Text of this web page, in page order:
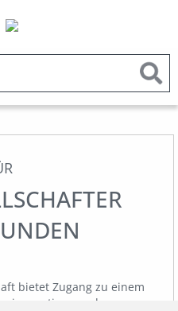
bietet Zugang zu einem
innovativen und